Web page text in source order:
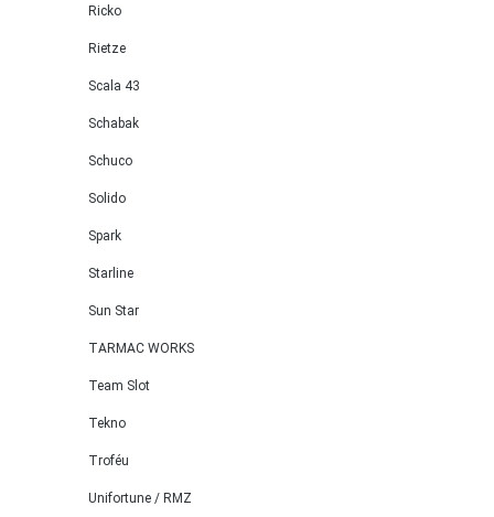
Ricko
Rietze
Scala 43
Schabak
Schuco
Solido
Spark
Starline
Sun Star
TARMAC WORKS
Team Slot
Tekno
Troféu
Unifortune / RMZ